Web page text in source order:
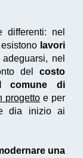
differenti: nel
lavori
nel
del costo
comune di
progetto e per
dia inizio ai
una